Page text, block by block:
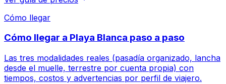
Cómo llegar
Cómo llegar a Playa Blanca paso a paso
Las tres modalidades reales (pasadía organizado, lancha
desde el muelle, terrestre por cuenta propia) con
tiempos, costos y advertencias por perfil de viajero.